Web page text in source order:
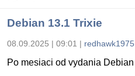
Debian 13.1 Trixie
08.09.2025 | 09:01 | redhawk1975
Po mesiaci od vydania